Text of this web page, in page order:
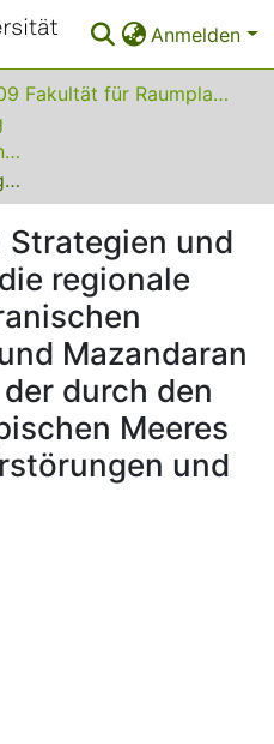
Anmelden
09 Fakultät für Raumplanung
Sonstige Veröffentlichungen
Entwicklung von Strategien und Maßnahmen für die regionale Planung in den iranischen Provinzen Gilan und Mazandaran zur Bewältigung der durch den Anstieg des Kaspischen Meeres verursachten Zerstörungen und Flächenverluste
und
regionale
Mazandaran
durch den
Meeres
und